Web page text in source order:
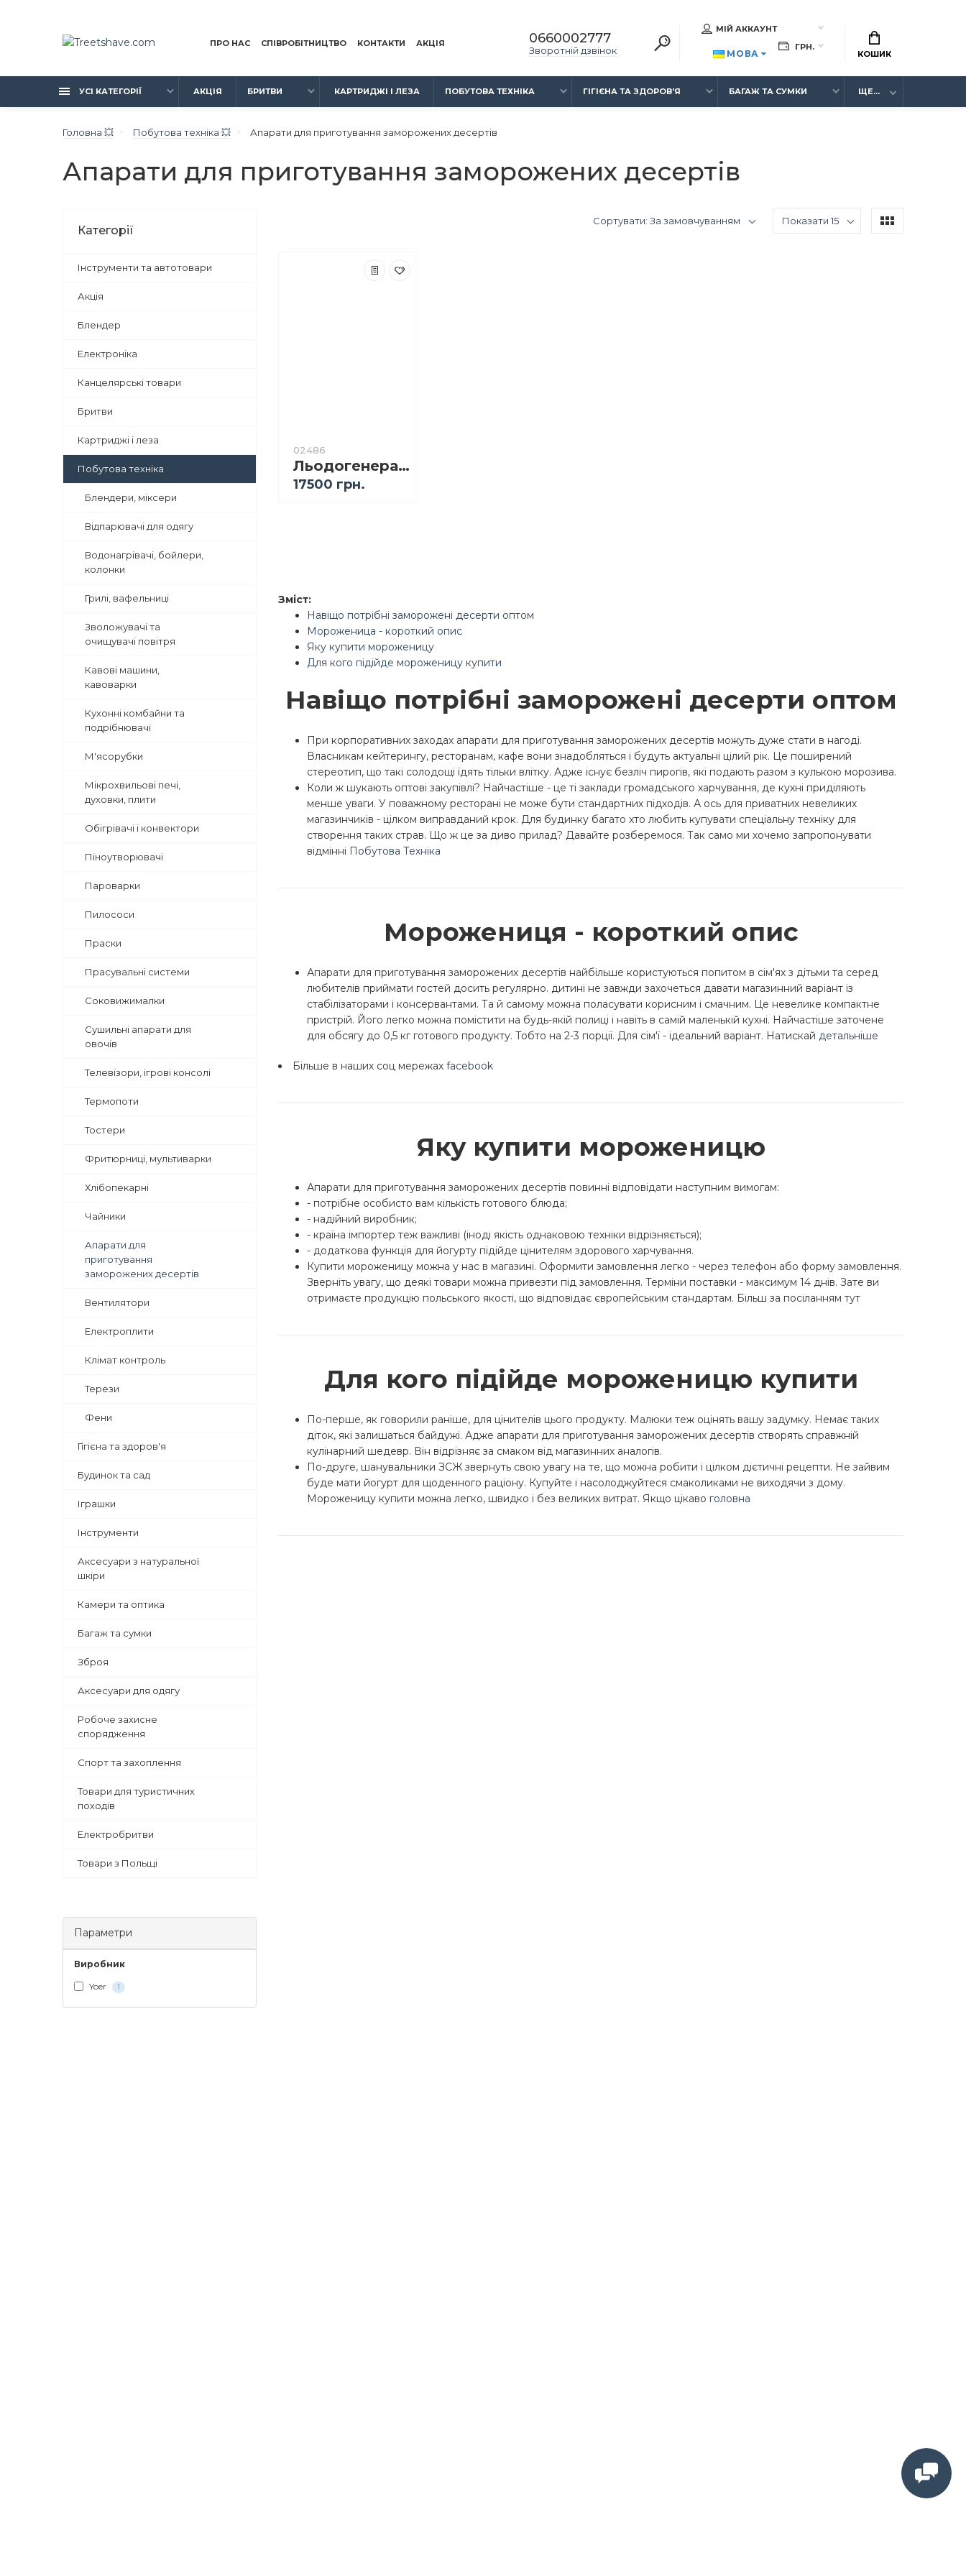
ПРО НАС СПІВРОБІТНИЦТВО КОНТАКТИ АКЦІЯ 0660002777
Зворотній дзвінок
МІЙ АККАУНТ
МОВА
ГРН.
КОШИК
УСІ КАТЕГОРІЇ АКЦІЯ БРИТВИ КАРТРИДЖІ І ЛЕЗА ПОБУТОВА ТЕХНІКА ГІГІЄНА ТА ЗДОРОВ'Я БАГАЖ ТА СУМКИ ЩЕ...
Головна 💥 Побутова техніка 💥 Апарати для приготування заморожених десертів
Апарати для приготування заморожених десертів
Категорії
Інструменти та автотовари
Акція
Блендер
Електроніка
Канцелярські товари
Бритви
Картриджі і леза
Побутова техніка
Блендери, міксери
Відпарювачі для одягу
Водонагрівачі, бойлери,
колонки
Грилі, вафельниці
Зволожувачі та
очищувачі повітря
Кавові машини,
кавоварки
Кухонні комбайни та
подрібнювачі
М'ясорубки
Мікрохвильові печі,
духовки, плити
Обігрівачі і конвектори
Піноутворювачі
Пароварки
Пилососи
Праски
Прасувальні системи
Соковижималки
Сушильні апарати для
овочів
Телевізори, ігрові консолі
Термопоти
Тостери
Фритюрниці, мультиварки
Хлібопекарні
Чайники
Апарати для
приготування
заморожених десертів
Вентилятори
Електроплити
Клімат контроль
Терези
Фени
Гігієна та здоров'я
Будинок та сад
Іграшки
Інструменти
Аксесуари з натуральної
шкіри
Камери та оптика
Багаж та сумки
Зброя
Аксесуари для одягу
Робоче захисне
спорядження
Спорт та захоплення
Товари для туристичних
походів
Електробритви
Товари з Польщі
Параметри
Виробник
Yoer 1
Сортувати: За замовчуванням Показати 15
02486
Льодогенератор з диспенсером води YOER Everest IMW02S
17500 грн.
Зміст:
Навіщо потрібні заморожені десерти оптом
Мороженица - короткий опис
Яку купити мороженицу
Для кого підійде мороженицу купити
Навіщо потрібні заморожені десерти оптом
При корпоративних заходах апарати для приготування заморожених десертів можуть дуже стати в нагоді.
Власникам кейтерингу, ресторанам, кафе вони знадобляться і будуть актуальні цілий рік. Це поширений
стереотип, що такі солодощі їдять тільки влітку. Адже існує безліч пирогів, які подають разом з кулькою морозива.
Коли ж шукають оптові закупівлі? Найчастіше - це ті заклади громадського харчування, де кухні приділяють
менше уваги. У поважному ресторані не може бути стандартних підходів. А ось для приватних невеликих
магазинчиків - цілком виправданий крок. Для будинку багато хто любить купувати спеціальну техніку для
створення таких страв. Що ж це за диво прилад? Давайте розберемося. Так само ми хочемо запропонувати
відмінні Побутова Техніка
Морожениця - короткий опис
Апарати для приготування заморожених десертів найбільше користуються попитом в сім'ях з дітьми та серед
любителів приймати гостей досить регулярно. дитині не завжди захочеться давати магазинний варіант із
стабілізаторами і консервантами. Та й самому можна поласувати корисним і смачним. Це невелике компактне
пристрій. Його легко можна помістити на будь-якій полиці і навіть в самій маленькій кухні. Найчастіше заточене
для обсягу до 0,5 кг готового продукту. Тобто на 2-3 порції. Для сім'ї - ідеальний варіант. Натискай детальніше
Більше в наших соц мережах facebook
Яку купити мороженицю
Апарати для приготування заморожених десертів повинні відповідати наступним вимогам:
- потрібне особисто вам кількість готового блюда;
- надійний виробник;
- країна імпортер теж важливі (іноді якість однаковою техніки відрізняється);
- додаткова функція для йогурту підійде цінителям здорового харчування.
Купити мороженицу можна у нас в магазині. Оформити замовлення легко - через телефон або форму замовлення.
Зверніть увагу, що деякі товари можна привезти під замовлення. Терміни поставки - максимум 14 днів. Зате ви
отримаєте продукцію польського якості, що відповідає європейським стандартам. Більш за посіланням тут
Для кого підійде мороженицю купити
По-перше, як говорили раніше, для цінителів цього продукту. Малюки теж оцінять вашу задумку. Немає таких
діток, які залишаться байдужі. Адже апарати для приготування заморожених десертів створять справжній
кулінарний шедевр. Він відрізняє за смаком від магазинних аналогів.
По-друге, шанувальники ЗСЖ звернуть свою увагу на те, що можна робити і цілком дієтичні рецепти. Не зайвим
буде мати йогурт для щоденного раціону. Купуйте і насолоджуйтеся смаколиками не виходячи з дому.
Мороженицу купити можна легко, швидко і без великих витрат. Якщо цікаво головна